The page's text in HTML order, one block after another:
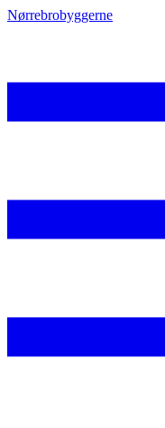
Nørrebrobyggerne